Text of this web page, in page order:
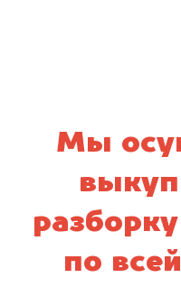
Мы
по